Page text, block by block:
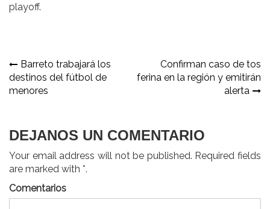
playoff.
Navegación
de
Barreto trabajará los
destinos del fútbol de
menores
Confirman caso de tos
ferina en la región y emitirán
alerta
DEJANOS UN COMENTARIO
Your email address will not be published. Required fields
are marked with *.
Comentarios